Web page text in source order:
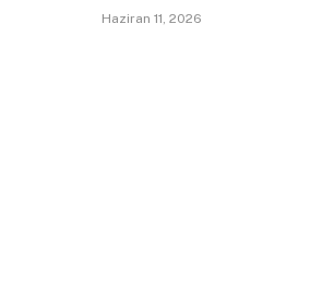
Haziran 11, 2026